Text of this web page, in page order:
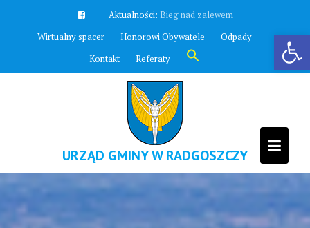
Otwórz pasek narzędzi
Aktualności:Zawyją syreny
Wirtualny spacer
Honorowi Obywatele
Odpady
Kontakt
Referaty Search
for:
Search Button
URZĄD GMINY W RADGOSZCZY